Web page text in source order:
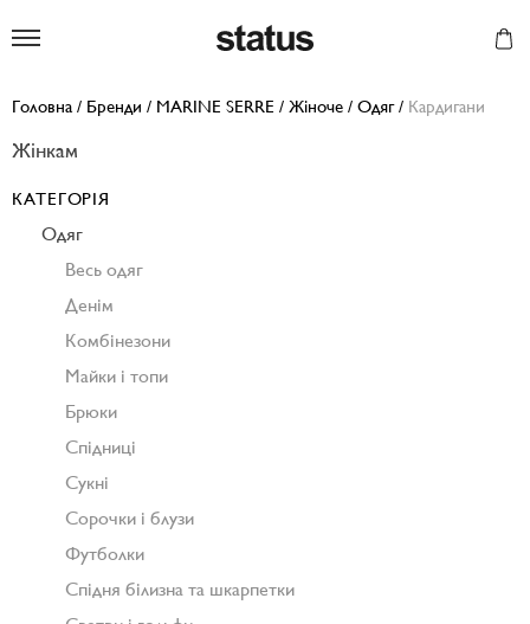
Головна / Бренди / MARINE SERRE / Жіноче / Одяг/ Кардигани
Жінкам
КАТЕГОРІЯ
Одяг
Весь одяг
Денім
Комбінезони
Майки і топи
Брюки
Спідниці
Сукні
Сорочки і блузи
Футболки
Спідня білизна та шкарпетки